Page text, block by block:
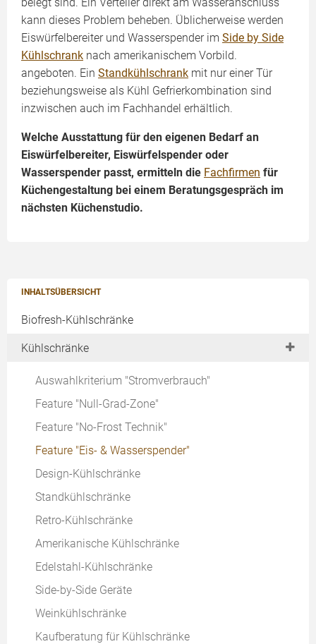
INHALTSÜBERSICHT
Biofresh-Kühlschränke
Kühlschränke
Auswahlkriterium "Stromverbrauch"
Feature "Null-Grad-Zone"
Feature "No-Frost Technik"
Feature "Eis- & Wasserspender"
Design-Kühlschränke
Standkühlschränke
Retro-Kühlschränke
Amerikanische Kühlschränke
Edelstahl-Kühlschränke
Side-by-Side Geräte
Weinkühlschränke
Kaufberatung für Kühlschränke
kann dieses Problem beheben. Üblicherweise werden
Eiswürfelbereiter und Wasserspender im Side by Side
Kühlschrank nach amerikanischem Vorbild.
angeboten. Ein Standkühlschrank mit nur einer Tür
beziehungsweise als Kühl Gefrierkombination sind
inzwischen auch im Fachhandel erhältlich.
Welche Ausstattung für den eigenen Bedarf an
Eiswürfelbereiter, Eiswürfelspender oder
Wasserspender passt, ermitteln die Fachfirmen für
Küchengestaltung bei einem Beratungsgespräch im
nächsten Küchenstudio.